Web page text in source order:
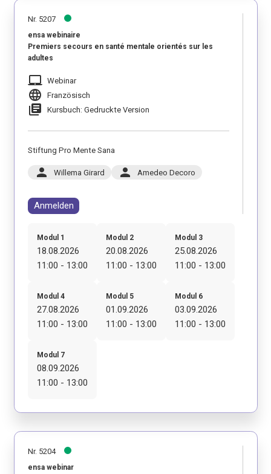
Nr. 5207
ensa webinaire
Premiers secours en santé mentale orientés sur les
adultes
laptop_mac Webinar
language Französisch
library_books Kursbuch: Gedruckte Version
Stiftung Pro Mente Sana
person Willema Girard person Amedeo Decoro
Anmelden
Modul 1
18.08.2026
11:00 - 13:00
Modul 2
20.08.2026
11:00 - 13:00
Modul 3
25.08.2026
11:00 - 13:00
Modul 4
27.08.2026
11:00 - 13:00
Modul 5
01.09.2026
11:00 - 13:00
Modul 6
03.09.2026
11:00 - 13:00
Modul 7
08.09.2026
11:00 - 13:00
Nr. 5204
ensa webinar